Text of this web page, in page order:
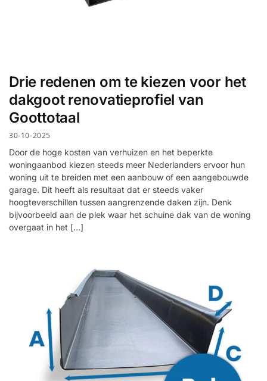
Drie redenen om te kiezen voor het
dakgoot renovatieprofiel van
Goottotaal
30-10-2025
Door de hoge kosten van verhuizen en het beperkte
woningaanbod kiezen steeds meer Nederlanders ervoor hun
woning uit te breiden met een aanbouw of een aangebouwde
garage. Dit heeft als resultaat dat er steeds vaker
hoogteverschillen tussen aangrenzende daken zijn. Denk
bijvoorbeeld aan de plek waar het schuine dak van de woning
overgaat in het […]